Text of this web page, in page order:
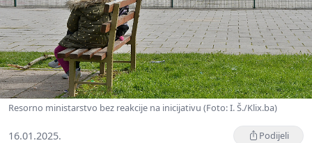
Resorno ministarstvo bez reakcije na inicijativu (Foto: I. Š./Klix.ba)
16.01.2025. Podijeli